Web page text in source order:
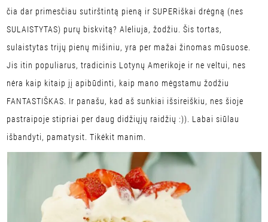
čia dar primesčiau sutirštintą pieną ir SUPERiškai drėgną (nes
SULAISTYTAS) purų biskvitą? Aleliuja, žodžiu. Šis tortas,
sulaistytas trijų pienų mišiniu, yra per mažai žinomas mūsuose.
Jis itin populiarus, tradicinis Lotynų Amerikoje ir ne veltui, nes
nėra kaip kitaip jį apibūdinti, kaip mano mėgstamu žodžiu
FANTASTIŠKAS. Ir panašu, kad aš sunkiai išsireiškiu, nes šioje
pastraipoje stipriai per daug didžiųjų raidžių :)). Labai siūlau
išbandyti, pamatysit. Tikėkit manim.